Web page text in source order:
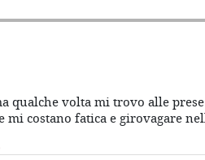
qualche volta mi trovo alle
mi costano fatica e girovagare